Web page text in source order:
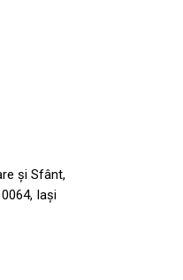
și Sfânt,
Iași